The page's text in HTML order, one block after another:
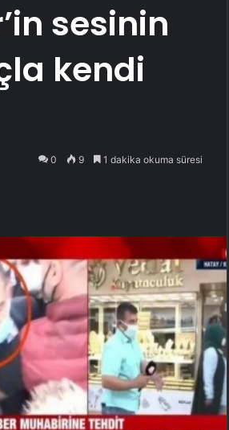
sesinin
kendi
0 9 1 dakika okuma süresi